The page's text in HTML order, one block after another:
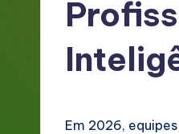
Em 2026,